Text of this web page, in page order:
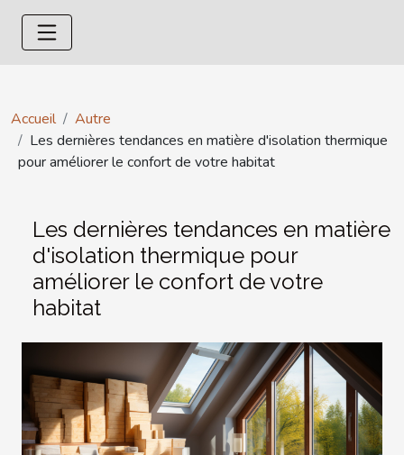
Accueil
Autre
Les dernières tendances en matière d'isolation thermique
pour améliorer le confort de votre habitat
Les dernières tendances en matière
d'isolation thermique pour
améliorer le confort de votre
habitat